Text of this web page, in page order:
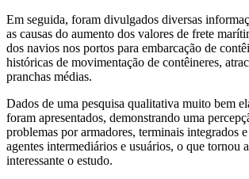
Em seguida, foram divulgados diversas
as causas do aumento dos valores de frete
dos navios nos portos para embarcação de
históricas de movimentação de contêineres,
pranchas médias.
Dados de uma pesquisa qualitativa muito bem
foram apresentados, demonstrando uma
problemas por armadores, terminais integrados
agentes intermediários e usuários, o que tornou
interessante o estudo.